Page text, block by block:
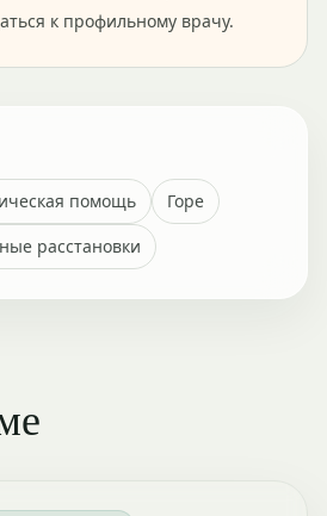
к профильному врачу.
помощь
Горе
расстановки